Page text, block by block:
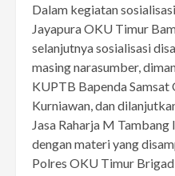
Dalam kegiatan
Jayapura OKU Timur
selanjutnya sosialisasi
masing narasumber,
KUPTB Bapenda
Kurniawan, dan
Jasa Raharja M
dengan materi yang
Polres OKU Timur